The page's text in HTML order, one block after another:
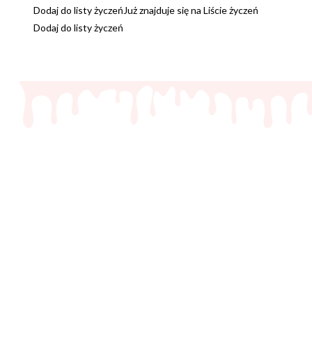
Dodaj do listy życzeńJuż znajduje się na Liście życzeń
Dodaj do listy życzeń